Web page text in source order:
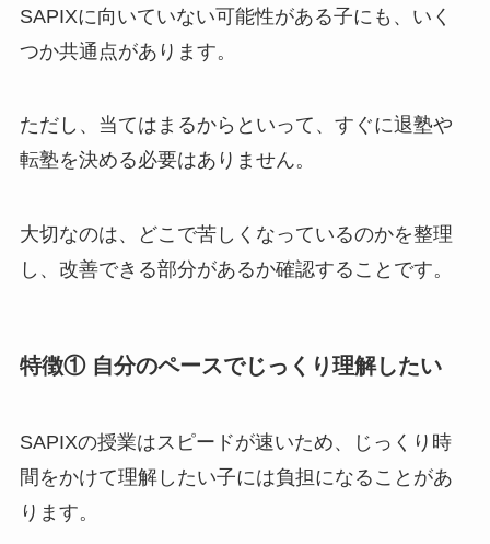
SAPIXに向いていない可能性がある子にも、いく
つか共通点があります。
ただし、当てはまるからといって、すぐに退塾や
転塾を決める必要はありません。
大切なのは、どこで苦しくなっているのかを整理
し、改善できる部分があるか確認することです。
特徴① 自分のペースでじっくり理解したい
SAPIXの授業はスピードが速いため、じっくり時
間をかけて理解したい子には負担になることがあ
ります。